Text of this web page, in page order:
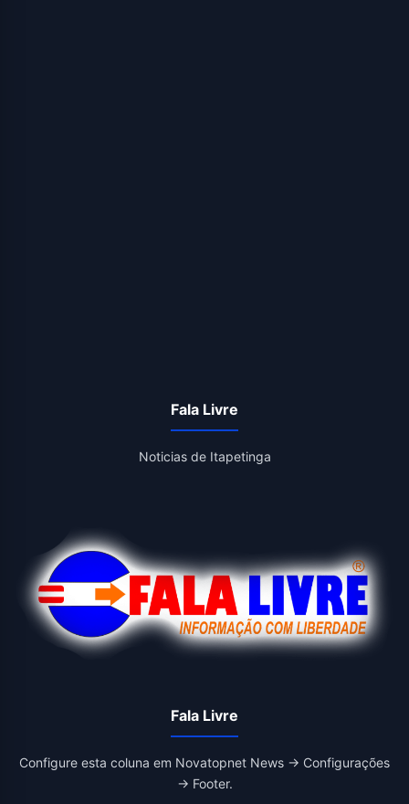
Fala Livre
Noticias de Itapetinga
Fala Livre
Configure esta coluna em Novatopnet News → Configurações
→ Footer.